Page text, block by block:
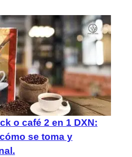
o café 2 en 1 DXN:
se toma y